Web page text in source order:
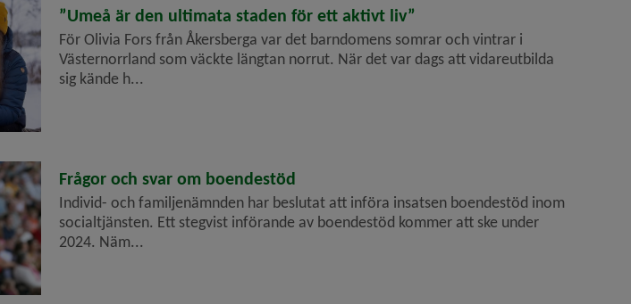
2023-07-16
”Umeå är den ultimata staden för ett aktivt liv”
För Olivia Fors från Åkersberga var det barndomens somrar och vintrar i
Västernorrland som väckte längtan norrut. När det var dags att vidareutbilda
sig kände h...
2023-06-26
Frågor och svar om boendestöd
Individ- och familjenämnden har beslutat att införa insatsen boendestöd inom
socialtjänsten. Ett stegvist införande av boendestöd kommer att ske under
2024. Näm...